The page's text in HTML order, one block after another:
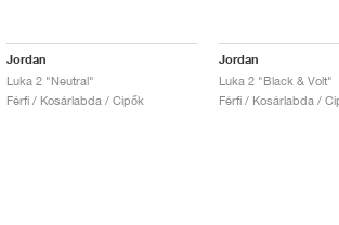
Jordan
Luka 2 "Neutral"
Férfi / Kosárlabda / Cipők
Jordan
Luka 2 "Black & Volt"
Férfi / Kosárlabda /